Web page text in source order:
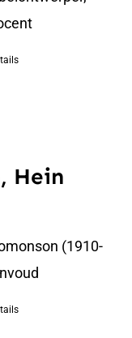
Hein
(1910-